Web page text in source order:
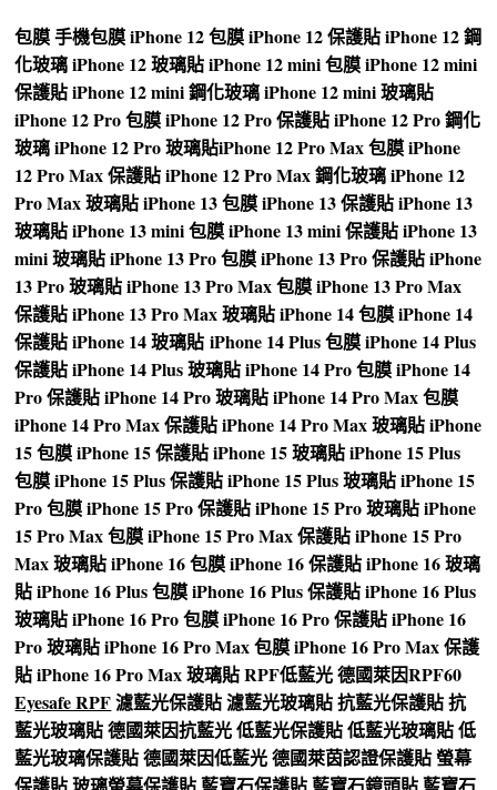
包膜手機包膜iPhone 12 包膜iPhone 12 保護貼iPhone 12 鋼
化玻璃iPhone 12 玻璃貼iPhone 12 mini 包膜iPhone 12 mini
保護貼iPhone 12 mini 鋼化玻璃iPhone 12 mini 玻璃貼
iPhone 12 Pro 包膜iPhone 12 Pro 保護貼iPhone 12 Pro 鋼化
玻璃iPhone 12 Pro 玻璃貼iPhone 12 Pro Max 包膜iPhone
12 Pro Max 保護貼iPhone 12 Pro Max 鋼化玻璃iPhone 12
Pro Max 玻璃貼iPhone 13 包膜iPhone 13 保護貼iPhone 13
玻璃貼iPhone 13 mini 包膜iPhone 13 mini 保護貼iPhone 13
mini 玻璃貼iPhone 13 Pro 包膜iPhone 13 Pro 保護貼iPhone
13 Pro 玻璃貼iPhone 13 Pro Max 包膜iPhone 13 Pro Max
保護貼iPhone 13 Pro Max 玻璃貼iPhone 14 包膜iPhone 14
保護貼iPhone 14 玻璃貼iPhone 14 Plus 包膜iPhone 14 Plus
保護貼iPhone 14 Plus 玻璃貼iPhone 14 Pro 包膜iPhone 14
Pro 保護貼iPhone 14 Pro 玻璃貼iPhone 14 Pro Max 包膜
iPhone 14 Pro Max 保護貼iPhone 14 Pro Max 玻璃貼iPhone
15 包膜iPhone 15 保護貼iPhone 15 玻璃貼iPhone 15 Plus
包膜iPhone 15 Plus 保護貼iPhone 15 Plus 玻璃貼iPhone 15
Pro 包膜iPhone 15 Pro 保護貼iPhone 15 Pro 玻璃貼iPhone
15 Pro Max 包膜iPhone 15 Pro Max 保護貼iPhone 15 Pro
Max 玻璃貼iPhone 16 包膜iPhone 16 保護貼iPhone 16 玻璃
貼iPhone 16 Plus 包膜iPhone 16 Plus 保護貼iPhone 16 Plus
玻璃貼iPhone 16 Pro 包膜iPhone 16 Pro 保護貼iPhone 16
Pro 玻璃貼iPhone 16 Pro Max 包膜iPhone 16 Pro Max 保護
貼iPhone 16 Pro Max 玻璃貼RPF低藍光德國萊因RPF60
Eyesafe RPF濾藍光保護貼濾藍光玻璃貼抗藍光保護貼抗
藍光玻璃貼德國萊因抗藍光低藍光保護貼低藍光玻璃貼低
藍光玻璃保護貼德國萊因低藍光德國萊茵認證保護貼螢幕